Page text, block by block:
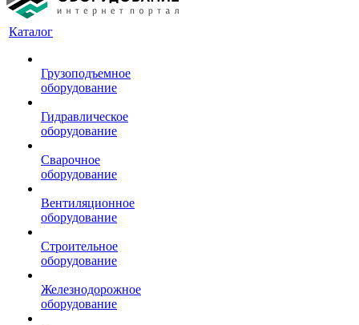
Каталог
Грузоподъемное
оборудование
Гидравлическое
оборудование
Сварочное
оборудование
Вентиляционное
оборудование
Строительное
оборудование
Железнодорожное
оборудование